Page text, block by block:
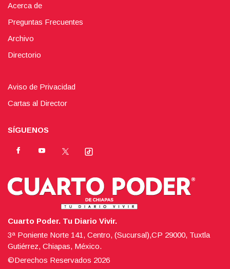
Acerca de
Preguntas Frecuentes
Archivo
Directorio
Aviso de Privacidad
Cartas al Director
SÍGUENOS
Cuarto Poder. Tu Diario Vivir.
3ª Poniente Norte 141, Centro, (Sucursal),CP 29000, Tuxtla
Gutiérrez, Chiapas, México.
©Derechos Reservados 2026